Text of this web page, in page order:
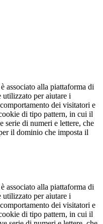
associato alla piattaforma di
per aiutare i
dei visitatori e
di tipo pattern, in cui il
serie di numeri e lettere, che
il dominio che imposta il
associato alla piattaforma di
per aiutare i
dei visitatori e
di tipo pattern, in cui il